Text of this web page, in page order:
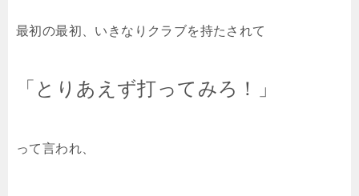
最初の最初、いきなりクラブを持たされて
「とりあえず打ってみろ！」
って言われ、